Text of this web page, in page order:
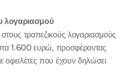
λογαριασμού
τραπεζικούς λογαριασμούς
1.600 ευρώ, προσφέροντας
οφειλέτες που έχουν δηλώσει